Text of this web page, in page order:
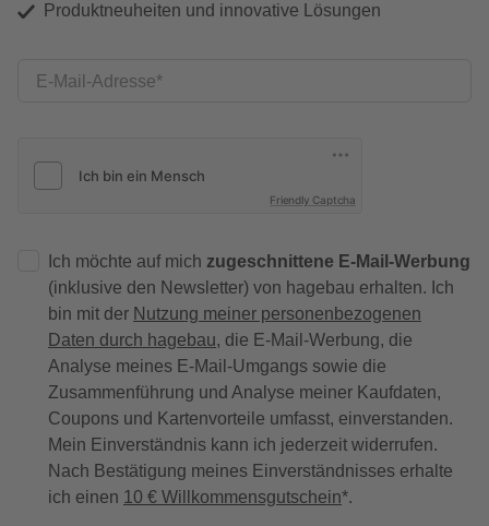
Produktneuheiten und innovative Lösungen
E-Mail-Adresse
Friendly Captcha
Ich möchte auf mich zugeschnittene E-Mail-Werbung
(inklusive den Newsletter) von hagebau erhalten. Ich
bin mit der Nutzung meiner personenbezogenen
Daten durch hagebau, die E-Mail-Werbung, die
Analyse meines E-Mail-Umgangs sowie die
Zusammenführung und Analyse meiner Kaufdaten,
Coupons und Kartenvorteile umfasst, einverstanden.
Mein Einverständnis kann ich jederzeit widerrufen.
Nach Bestätigung meines Einverständnisses erhalte
ich einen 10 € Willkommensgutschein*.